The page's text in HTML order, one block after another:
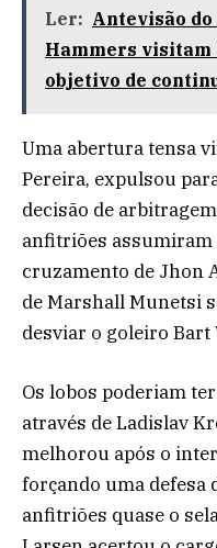
Ler: Antevisão do
Hammers visitam
objetivo de
Uma abertura tensa
Pereira, expulsou
decisão de
anfitriões assumiram
cruzamento de Jhon
de Marshall Munetsi
desviar o goleiro Bart
Os lobos poderiam
através de Ladislav
melhorou após o
forçando uma defesa
anfitriões quase o